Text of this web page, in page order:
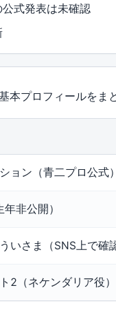
式発表は未確認
本プロフィールをま
ョン（青二プロ公式
非公開）
いさま（SNS上で確
2（ネケンダリア役